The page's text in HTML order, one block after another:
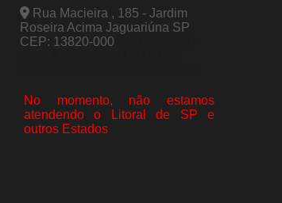
Rua Macieira , 185 - Jardim
Roseira Acima Jaguariúna SP
CEP: 13820-000
No momento, não estamos
atendendo o Litoral de SP e
outros Estados